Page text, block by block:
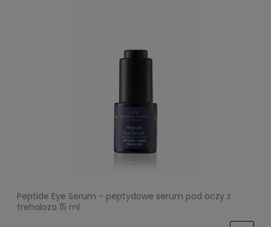
Peptide Eye Serum - peptydowe serum pod oczy z
trehaloza 15 ml